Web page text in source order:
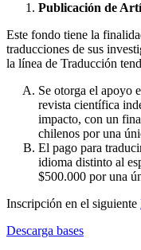
Publicación de
Este fondo tiene la
traducciones de sus
la línea de Traducción
Se otorga el apoyo
revista científica
impacto, con un
chilenos por una
El pago para
idioma distinto al
$500.000 por una
Inscripción en el siguiente
Descarga bases